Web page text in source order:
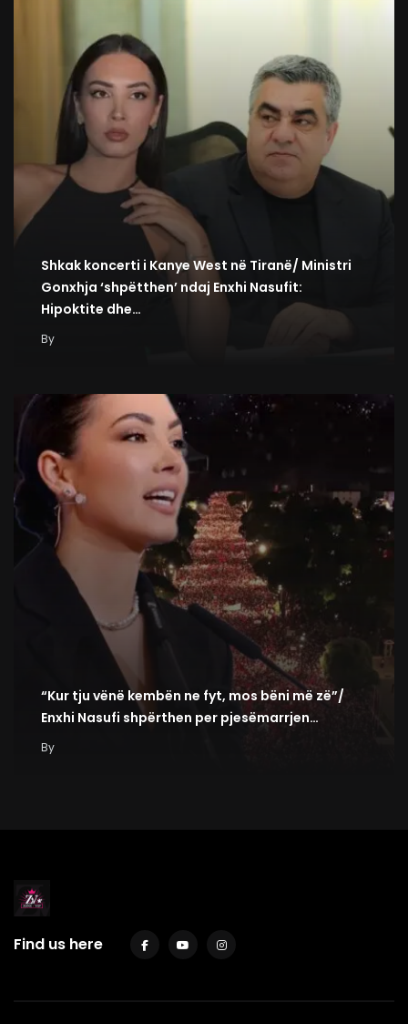
Shkak koncerti i Kanye West në Tiranë/ Ministri
Gonxhja ‘shpëtthen’ ndaj Enxhi Nasufit:
Hipoktite dhe…
By
“Kur tju vënë kembën ne fyt, mos bëni më zë”/
Enxhi Nasufi shpërthen per pjesëmarrjen…
By
Find us here